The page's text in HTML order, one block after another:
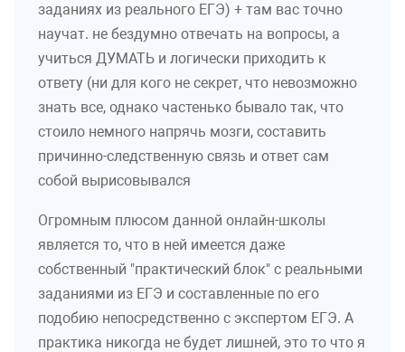
заданиях из реального ЕГЭ) + там вас точно
научат. не бездумно отвечать на вопросы, а
учиться ДУМАТЬ и логически приходить к
ответу (ни для кого не секрет, что невозможно
знать всe, однако частенько бывало так, что
стоило немного напрячь мозги, составить
причинно-следственную связь и ответ сам
собой вырисовывался
Огромным плюсом данной онлайн-школы
является то, что в ней имеется даже
собственный "практический блок" с реальными
заданиями из ЕГЭ и составленные по его
подобию непосредственно с экспертом ЕГЭ. А
практика никогда не будет лишней, это то что я